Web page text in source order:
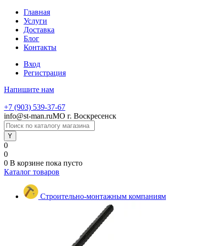
Главная
Услуги
Доставка
Блог
Контакты
Вход
Регистрация
Напишите нам
+7 (903) 539-37-67
info@st-man.ruМО г. Воскресенск
0
0
0 В корзине пока пусто
Каталог товаров
Строительно-монтажным компаниям